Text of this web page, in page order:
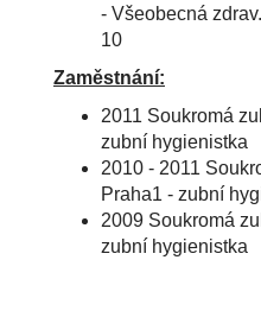
- Všeobecná
10
Zaměstnání:
2011 Soukromá
zubní hygienistka
2010 - 2011
Praha1 - zubní
2009 Soukromá
zubní hygienistka